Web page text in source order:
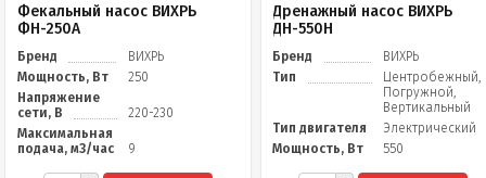
Фекальный насос ВИХРЬ
ФН-250А
Бренд
ВИХРЬ
Мощность, Вт
250
Напряжение
сети, В
220-230
Максимальная
подача, м3/час
9
Дренажный насос ВИХРЬ
ДН-550Н
Бренд
ВИХРЬ
Тип
Центробежный,
Погружной,
Вертикальный
Тип двигателя
Электрический
Мощность, Вт
550